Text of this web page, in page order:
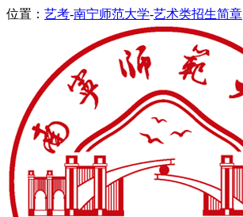
位置： 艺考-南宁师范大学-艺术类招生简章